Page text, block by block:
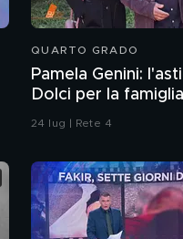
QUARTO GRADO
Pamela Genini:
Dolci per la
Pamela
24 lug | Rete 4